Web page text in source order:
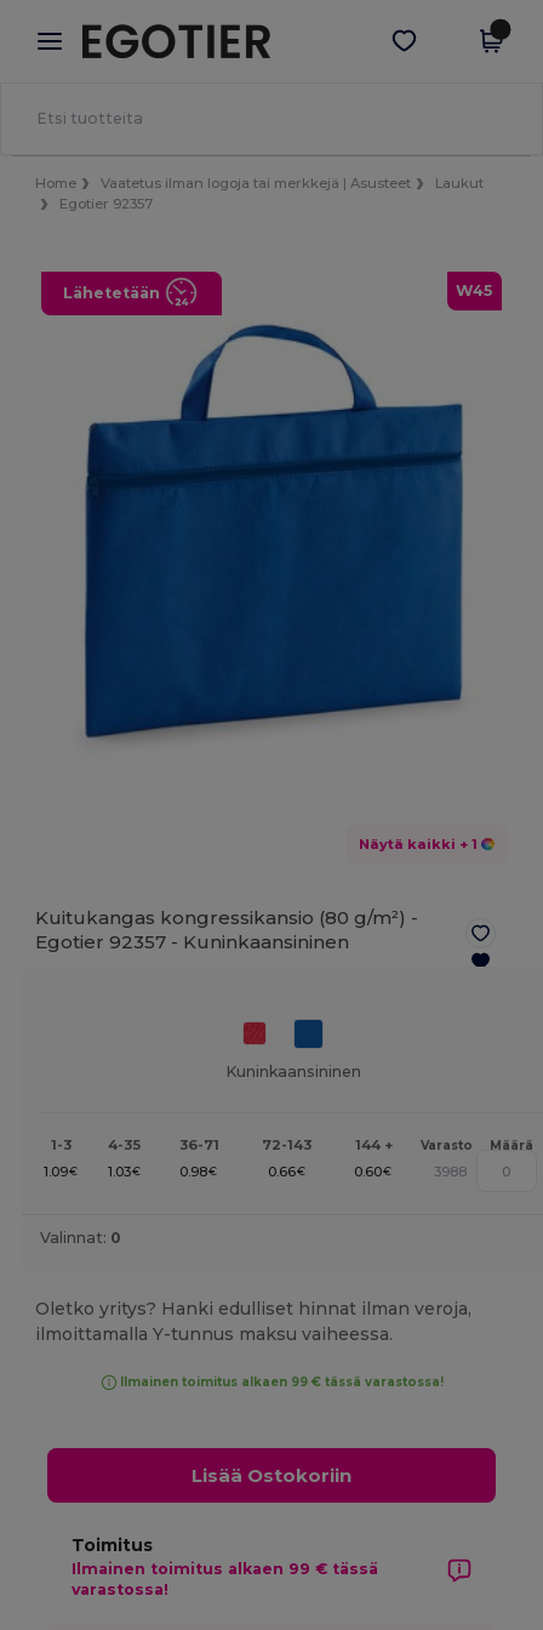
× Egotier-sovellus
Paremmat hinnat appissa!
Hae sovellus
Home Vaatetus ilman logoja tai merkkejä | Asusteet
Laukut
Egotier 92357
W45
Lähetetään
Näytä kaikki + 1
Kuitukangas kongressikansio (80 g/m²) -
Egotier 92357 - Kuninkaansininen
Kuninkaansininen
1-3 4-35 36-71 72-143 144 + Varasto Määrä
1.09€ 1.03€ 0.98€ 0.66€ 0.60€ 3988
Valinnat: 0
Oletko yritys? Hanki edulliset hinnat ilman veroja,
ilmoittamalla Y-tunnus maksu vaiheessa.
Ilmainen toimitus alkaen 99 € tässä varastossa!
Lisää Ostokoriin
Toimitus
Ilmainen toimitus alkaen 99 € tässä
varastossa!